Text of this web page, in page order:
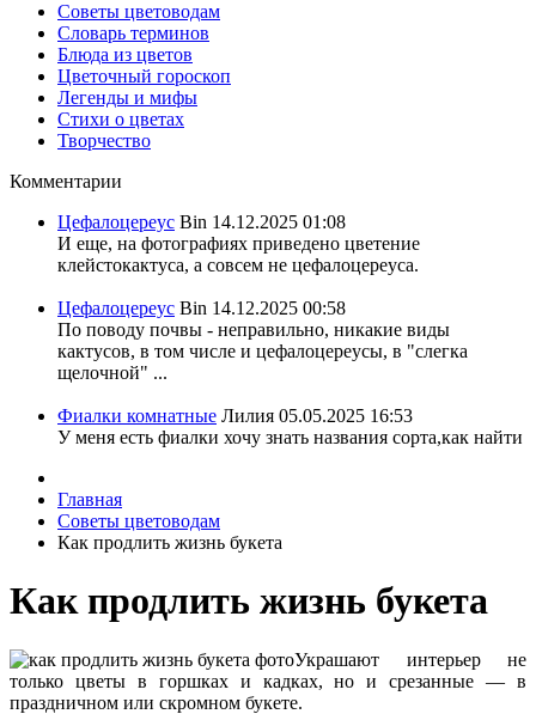
Советы цветоводам
Словарь терминов
Блюда из цветов
Цветочный гороскоп
Легенды и мифы
Стихи о цветах
Творчество
Комментарии
Цефалоцереус Bin 14.12.2025 01:08
И еще, на фотографиях приведено цветение
клейстокактуса, а совсем не цефалоцереуса.
Цефалоцереус Bin 14.12.2025 00:58
По поводу почвы - неправильно, никакие виды
кактусов, в том числе и цефалоцереусы, в "слегка
щелочной" ...
Фиалки комнатные Лилия 05.05.2025 16:53
У меня есть фиалки хочу знать названия сорта,как найти
Главная
Советы цветоводам
Как продлить жизнь букета
Как продлить жизнь букета
Украшают интерьер не
только цветы в горшках и кадках, но и срезанные — в
праздничном или скромном букете.